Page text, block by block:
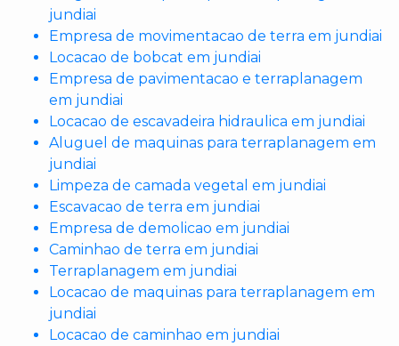
jundiai
Empresa de movimentacao de terra em jundiai
Locacao de bobcat em jundiai
Empresa de pavimentacao e terraplanagem
em jundiai
Locacao de escavadeira hidraulica em jundiai
Aluguel de maquinas para terraplanagem em
jundiai
Limpeza de camada vegetal em jundiai
Escavacao de terra em jundiai
Empresa de demolicao em jundiai
Caminhao de terra em jundiai
Terraplanagem em jundiai
Locacao de maquinas para terraplanagem em
jundiai
Locacao de caminhao em jundiai